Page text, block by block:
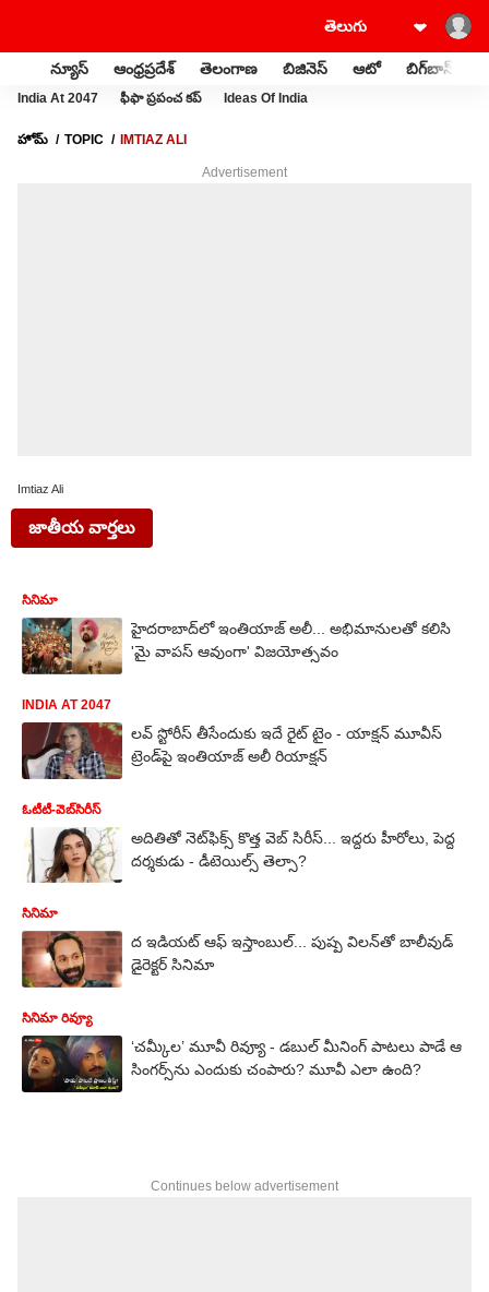
న్యూస్ ఆంధ్రప్రదేశ్ తెలంగాణ బిజినెస్ ఆటో బిగ్‌బాస్
India At 2047 ఫీఫా ప్రపంచ కప్ Ideas Of India
హోమ్ TOPIC IMTIAZ ALI
Advertisement
Imtiaz Ali
జాతీయ వార్తలు
సినిమా
హైదరాబాద్‌లో ఇంతియాజ్ అలీ... అభిమానులతో కలిసి
'మై వాపస్ ఆవుంగా' విజయోత్సవం
INDIA AT 2047
లవ్ స్టోరీస్ తీసేందుకు ఇదే రైట్ టైం - యాక్షన్ మూవీస్
ట్రెండ్‌పై ఇంతియాజ్ అలీ రియాక్షన్
ఓటీటీ-వెబ్‌సిరీస్‌
అదితితో నెట్‌ఫిక్స్ కొత్త వెబ్ సిరీస్... ఇద్దరు హీరోలు, పెద్ద
దర్శకుడు - డీటెయిల్స్ తెల్సా?
సినిమా
ద ఇడియట్ ఆఫ్ ఇస్తాంబుల్... పుష్ప విలన్‌తో బాలీవుడ్
డైరెక్టర్ సినిమా
సినిమా రివ్యూ
‘చమ్కీల’ మూవీ రివ్యూ - డబుల్ మీనింగ్ పాటలు పాడే ఆ
సింగర్స్‌ను ఎందుకు చంపారు? మూవీ ఎలా ఉంది?
Continues below advertisement